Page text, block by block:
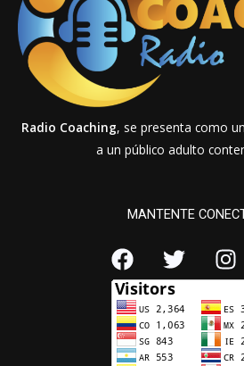
Radio Coaching, se presenta como
a un público adulto
MANTENTE